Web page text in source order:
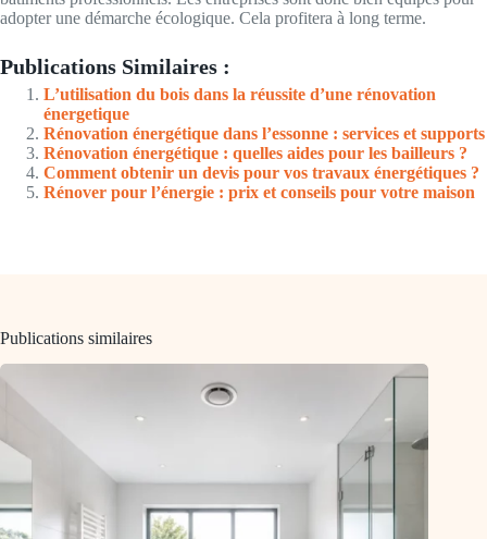
adopter une démarche écologique. Cela profitera à long terme.
Publications Similaires :
L’utilisation du bois dans la réussite d’une rénovation
énergetique
Rénovation énergétique dans l’essonne : services et supports
Rénovation énergétique : quelles aides pour les bailleurs ?
Comment obtenir un devis pour vos travaux énergétiques ?
Rénover pour l’énergie : prix et conseils pour votre maison
Publications similaires